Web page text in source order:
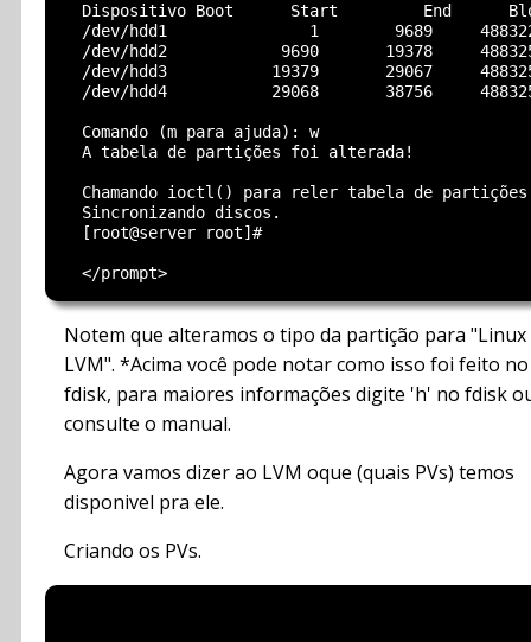
Dispositivo Boot      Start         End
/dev/hdd1               1        9689
/dev/hdd2            9690       19378
/dev/hdd3           19379       29067
/dev/hdd4           29068       38756
  Comando (m para ajuda): w
  A tabela de partições foi alterada!
Chamando ioctl() para reler tabela de
  Sincronizando discos.
  [root@server root]#
Notem que alteramos o tipo da partição para "Linux
LVM". *Acima você pode notar como isso foi feito no
fdisk, para maiores informações digite 'h' no fdisk
consulte o manual.
Agora vamos dizer ao LVM oque (quais PVs) temos
disponivel pra ele.
Criando os PVs.